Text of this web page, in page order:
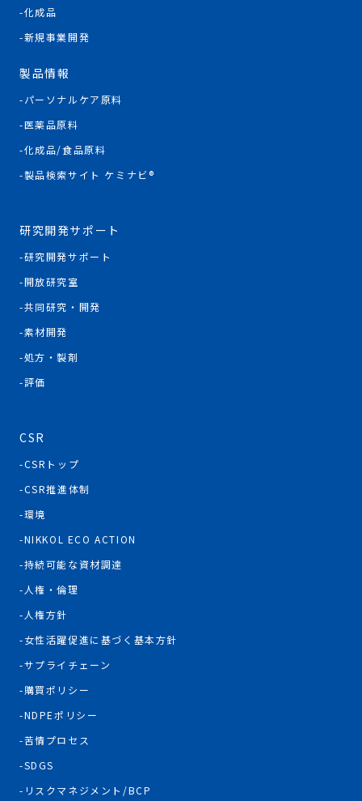
化成品
新規事業開発
製品情報
パーソナルケア原料
医薬品原料
化成品/食品原料
製品検索サイト ケミナビ®
研究開発サポート
研究開発サポート
開放研究室
共同研究・開発
素材開発
処方・製剤
評価
CSR
CSRトップ
CSR推進体制
環境
NIKKOL ECO ACTION
持続可能な資材調達
人権・倫理
人権方針
女性活躍促進に基づく基本方針
サプライチェーン
購買ポリシー
NDPEポリシー
苦情プロセス
SDGS
リスクマネジメント/BCP